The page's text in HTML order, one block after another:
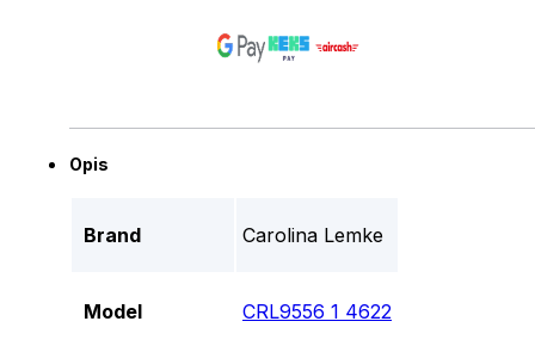
Opis
Brand Carolina Lemke
Model CRL9556 1 4622